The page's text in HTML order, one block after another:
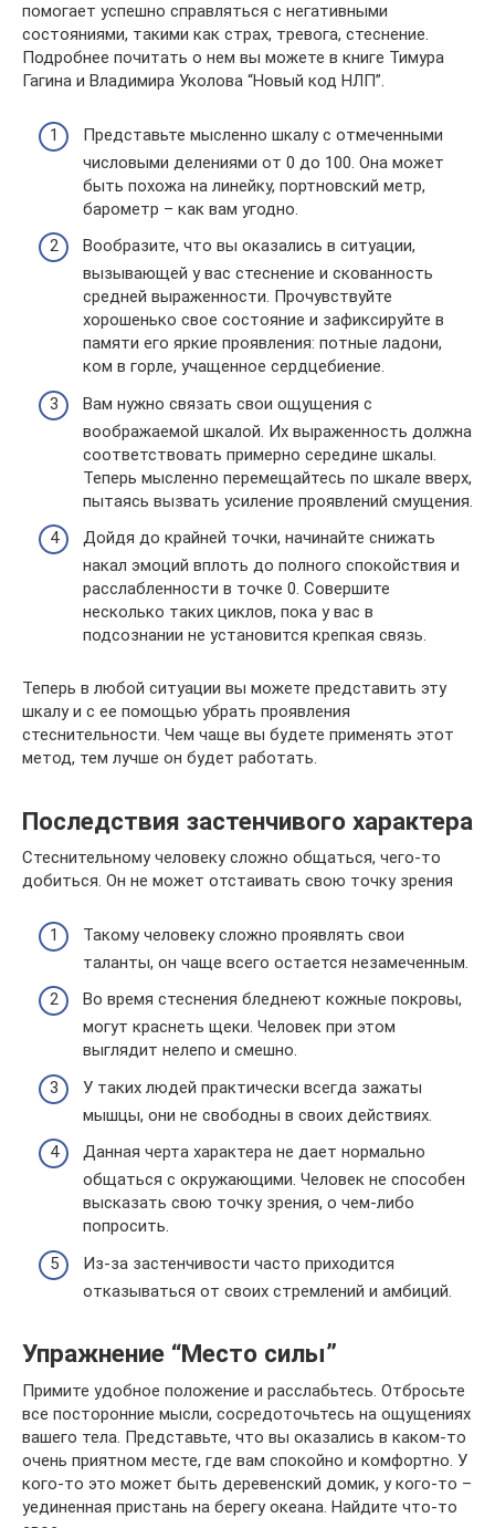
помогает успешно справляться с негативными
состояниями, такими как страх, тревога, стеснение.
Подробнее почитать о нем вы можете в книге Тимура
Гагина и Владимира Уколова “Новый код НЛП”.
Представьте мысленно шкалу с отмеченными
числовыми делениями от 0 до 100. Она может
быть похожа на линейку, портновский метр,
барометр – как вам угодно.
Вообразите, что вы оказались в ситуации,
вызывающей у вас стеснение и скованность
средней выраженности. Прочувствуйте
хорошенько свое состояние и зафиксируйте в
памяти его яркие проявления: потные ладони,
ком в горле, учащенное сердцебиение.
Вам нужно связать свои ощущения с
воображаемой шкалой. Их выраженность должна
соответствовать примерно середине шкалы.
Теперь мысленно перемещайтесь по шкале вверх,
пытаясь вызвать усиление проявлений смущения.
Дойдя до крайней точки, начинайте снижать
накал эмоций вплоть до полного спокойствия и
расслабленности в точке 0. Совершите
несколько таких циклов, пока у вас в
подсознании не установится крепкая связь.
Теперь в любой ситуации вы можете представить эту
шкалу и с ее помощью убрать проявления
стеснительности. Чем чаще вы будете применять этот
метод, тем лучше он будет работать.
Последствия застенчивого характера
Стеснительному человеку сложно общаться, чего-то
добиться. Он не может отстаивать свою точку зрения
Такому человеку сложно проявлять свои
таланты, он чаще всего остается незамеченным.
Во время стеснения бледнеют кожные покровы,
могут краснеть щеки. Человек при этом
выглядит нелепо и смешно.
У таких людей практически всегда зажаты
мышцы, они не свободны в своих действиях.
Данная черта характера не дает нормально
общаться с окружающими. Человек не способен
высказать свою точку зрения, о чем-либо
попросить.
Из-за застенчивости часто приходится
отказываться от своих стремлений и амбиций.
Упражнение “Место силы”
Примите удобное положение и расслабьтесь. Отбросьте
все посторонние мысли, сосредоточьтесь на ощущениях
вашего тела. Представьте, что вы оказались в каком-то
очень приятном месте, где вам спокойно и комфортно. У
кого-то это может быть деревенский домик, у кого-то –
уединенная пристань на берегу океана. Найдите что-то